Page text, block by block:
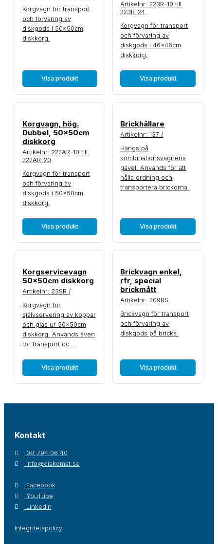
Korgvagn för transport
och förvaring av
diskgods i 50x50cm
diskkorg.
Visa produkt
Artikelnr: 223R-10 till
223R-24
Korgvagn för transport
och förvaring av
diskgods i 46x46cm
diskkorg.
Visa produkt
Korgvagn, hög.
Dubbel, 50x50cm
diskkorg
Artikelnr: 222AR-10 till
222AR-20
Korgvagn för transport
och förvaring av
diskgods i 50x50cm
diskkorg.
Visa produkt
Brickhållare
Artikelnr: 137 /
Hängs på
kombinationsvagnens
gavel. Används för att
hålla ordning och
transportera brickorna.
Visa produkt
Korgservicevagn
50x50cm diskkorg
Artikelnr: 239R /
Korgvagn för
självservering av koppar
och glas ur 50x50cm
diskkorg. Används även
för transport oc...
Visa produkt
Brickvagn enkel,
rfr, special
brickmått
Artikelnr: 209RS
Brickvagn för transport
och förvaring av
diskgods på bricka.
Visa produkt
Kontakt
08-794 06 40
info@diskomat.se
Facebook
YouTube
LinkedIn
Integritetspolicy